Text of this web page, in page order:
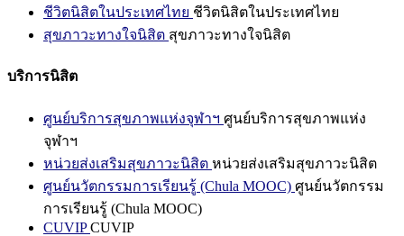
ชีวิตนิสิตในประเทศไทย ชีวิตนิสิตในประเทศไทย
สุขภาวะทางใจนิสิต สุขภาวะทางใจนิสิต
บริการนิสิต
ศูนย์บริการสุขภาพแห่งจุฬาฯ ศูนย์บริการสุขภาพแห่ง
จุฬาฯ
หน่วยส่งเสริมสุขภาวะนิสิต หน่วยส่งเสริมสุขภาวะนิสิต
ศูนย์นวัตกรรมการเรียนรู้ (Chula MOOC) ศูนย์นวัตกรรม
การเรียนรู้ (Chula MOOC)
CUVIPCUVIP